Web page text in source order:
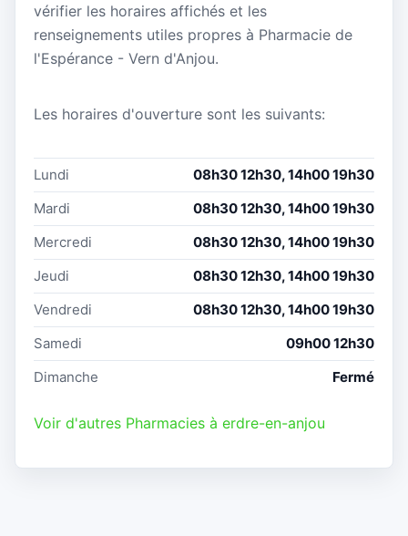
vérifier les horaires affichés et les
renseignements utiles propres à Pharmacie de
l'Espérance - Vern d'Anjou.
Les horaires d'ouverture sont les suivants:
Lundi
08h30 12h30, 14h00 19h30
Mardi
08h30 12h30, 14h00 19h30
Mercredi
08h30 12h30, 14h00 19h30
Jeudi
08h30 12h30, 14h00 19h30
Vendredi
08h30 12h30, 14h00 19h30
Samedi
09h00 12h30
Dimanche
Fermé
Voir d'autres Pharmacies à erdre-en-anjou